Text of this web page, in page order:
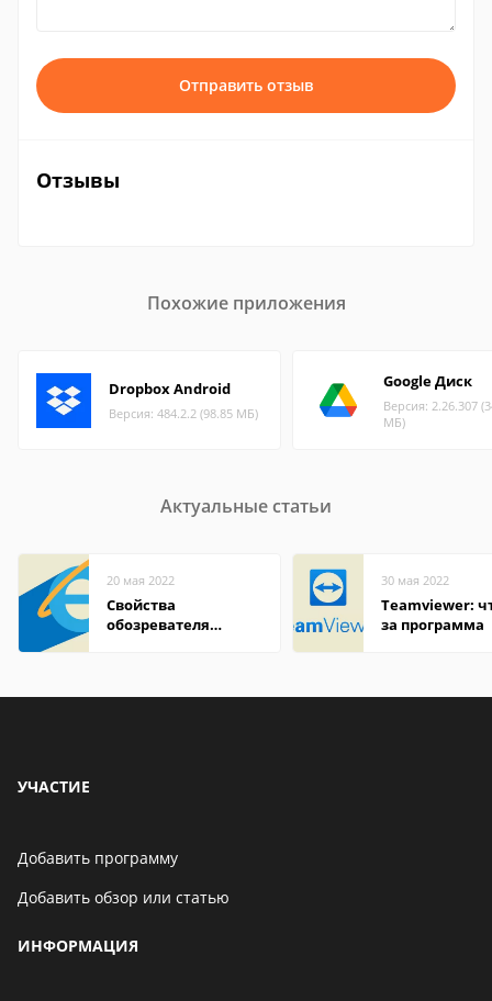
Отправить отзыв
Отзывы
Похожие приложения
Dropbox Android
Версия: 484.2.2 (98.85 МБ)
Google Диск
Версия: 2.26.307
МБ)
Актуальные статьи
20 мая 2022
Свойства
обозревателя
30 мая 2022
Teamviewer:
за программа
УЧАСТИЕ
Добавить программу
Добавить обзор или статью
ИНФОРМАЦИЯ